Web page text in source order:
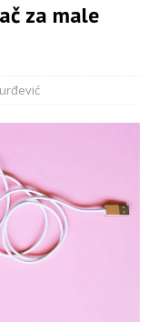
za male